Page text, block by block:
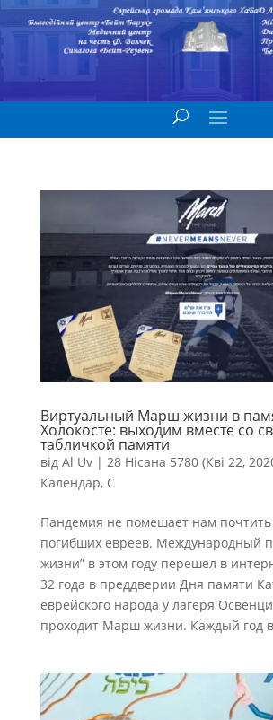
Виртуальный Марш жизни в
Холокосте: выходим вместе со
табличкой памяти
від Al Uv| 28 Нісана 5780 (Кві 22,
Календар, С
Пандемия не помешает нам
погибших евреев. Международный
жизни” в этом году перешел в
32 года в преддверии Дня памяти
еврейского народа у лагеря
проходит Марш жизни. Каждый год